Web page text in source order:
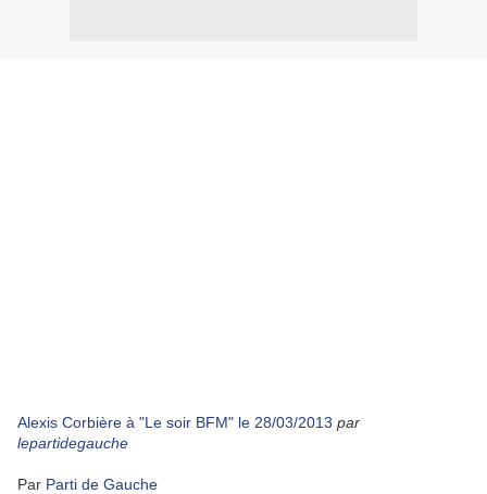
Alexis Corbière à "Le soir BFM" le 28/03/2013 par
lepartidegauche
Par Parti de Gauche